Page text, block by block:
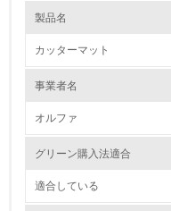
製品名
カッターマット
事業者名
オルファ
グリーン購入法適合
適合している